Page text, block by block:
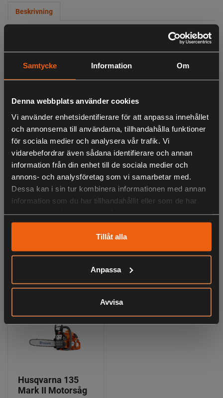
Samtycke Information Om
Denna webbplats använder cookies
Vi använder enhetsidentifierare för att anpassa innehållet
och annonserna till användarna, tillhandahålla funktioner
för sociala medier och analysera vår trafik. Vi
vidarebefordrar även sådana identifierare och annan
information från din enhet till de sociala medier och
annons- och analysföretag som vi samarbetar med.
Dessa kan i sin tur kombinera informationen med annan
information som du har tillhandahållit eller som de har
Tillåt alla
Anpassa
Avvisa
Beskrivning
För att hålla kedjan i gott skick behöver du en flatfil och en
ryttarmall för att fila ryttarna rätt. Med en rätt filad kedja
blir ditt arbete lättare och säkrare.
LIKNANDE PRODUKTER
KÖPS OFTA TILLSAMMANS
ANDRA HAR OCKSÅ TITTAT PÅ
RELATERADE PRODUKTER
Husqvarna 135
Mark II Motorsåg